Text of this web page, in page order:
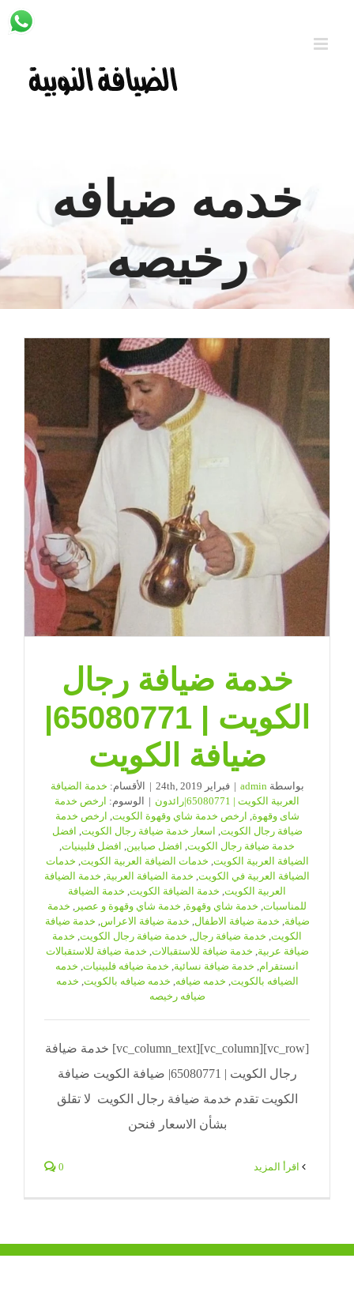
خدمه ضيافه
رخيصه
خدمة ضيافة رجال
ضيافة الكويت
بواسطةadmin
| فبراير 24th, 2019 | الأقسام: خدمة الضيافة
العربية الكويت | 65080771|رائدون
| الوسوم: ارخص خدمة
شاى وقهوة, ارخص خدمة شاي وقهوة الكويت, ارخص خدمة
ضيافة رجال الكويت, اسعار خدمة ضيافة رجال الكويت, افضل
خدمة ضيافة رجال الكويت, افضل صبابين, افضل فلبينيات,
الضيافة العربية الكويت, خدمات الضيافة العربية الكويت, خدمات
الضيافة العربية في الكويت, خدمة الضيافة العربية, خدمة الضيافة
العربية الكويت, خدمة الضيافة الكويت, خدمة الضيافة
للمناسبات, خدمة شاي وقهوة, خدمة شاي وقهوة و عصير , خدمة
ضيافة, خدمة ضيافة الاطفال, خدمة ضيافة الاعراس, خدمة ضيافة
الكويت, خدمة ضيافة رجال, خدمة ضيافة رجال الكويت, خدمة
ضيافة عربية, خدمة ضيافة للاستقبالات, خدمة ضيافة للاستقبالات
انستقرام, خدمة ضيافة نسائية, خدمة ضيافه فلبينيات, خدمه
الضيافه بالكويت, خدمه ضيافه, خدمه ضيافه بالكويت, خدمه
ضيافه رخيصه
[vc_row][vc_column][vc_column_text] خدمة ضيافة
رجال الكويت | 65080771| ضيافة الكويت ضيافة
الكويت تقدم خدمة ضيافة رجال الكويت لا تقلق
بشأن الاسعار فنحن
0